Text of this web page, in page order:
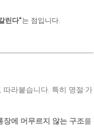
린다”는 점입니다.
라붙습니다. 특히 명절·가
장에 머무르지 않는 구조를